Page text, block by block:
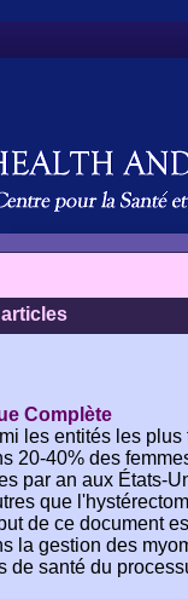
Complète
les entités les
20-40% des
par an aux États-
que
de ce document
la gestion des
de santé du